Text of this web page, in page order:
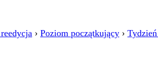
› Poziom początkujący ›